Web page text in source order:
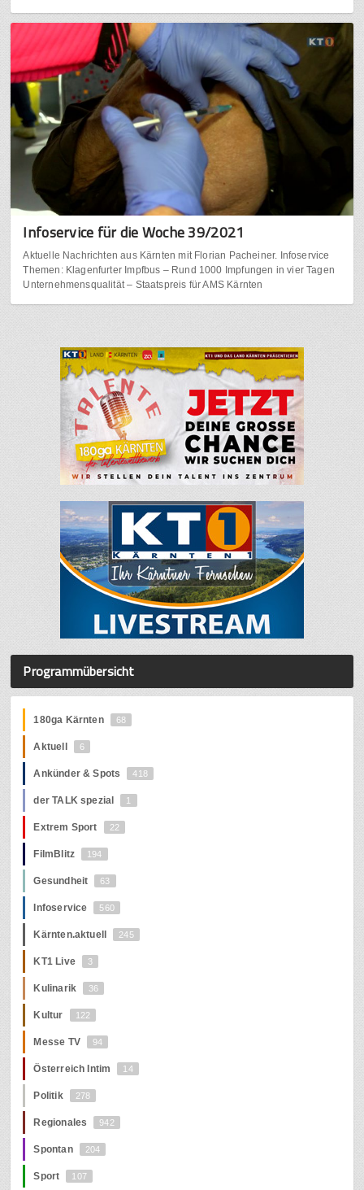
Infoservice für die Woche 39/2021
Aktuelle Nachrichten aus Kärnten mit Florian Pacheiner. Infoservice
Themen: Klagenfurter Impfbus – Rund 1000 Impfungen in vier Tagen
Unternehmensqualität – Staatspreis für AMS Kärnten
Programmübersicht
180ga Kärnten 68
Aktuell 6
Ankünder & Spots 418
der TALK spezial 1
Extrem Sport 22
FilmBlitz 194
Gesundheit 63
Infoservice 560
Kärnten.aktuell 245
KT1 Live 3
Kulinarik 36
Kultur 122
Messe TV 94
Österreich Intim 14
Politik 278
Regionales 942
Spontan 204
Sport 107